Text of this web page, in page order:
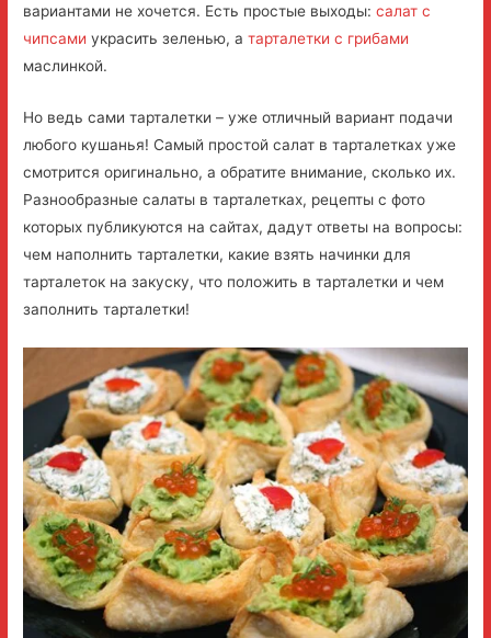
вариантами не хочется. Есть простые выходы:салат с
чипсами украсить зеленью, атарталетки с грибами
маслинкой.
Но ведь сами тарталетки – уже отличный вариант подачи
любого кушанья! Самый простой салат в тарталетках уже
смотрится оригинально, а обратите внимание, сколько их.
Разнообразные салаты в тарталетках, рецепты с фото
которых публикуются на сайтах, дадут ответы на вопросы:
чем наполнить тарталетки, какие взять начинки для
тарталеток на закуску, что положить в тарталетки и чем
заполнить тарталетки!